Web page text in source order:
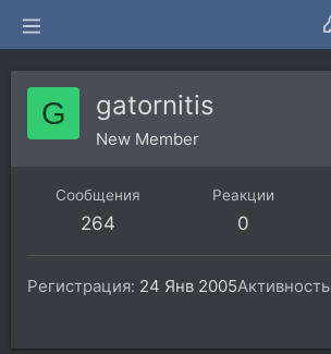
G gatornitis
New Member
Сообщения
264
Реакции
0
Регистрация 24 Янв 2005Активность